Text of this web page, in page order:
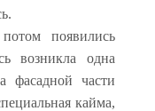
появились
возникла одна
фасадной части
кайма,